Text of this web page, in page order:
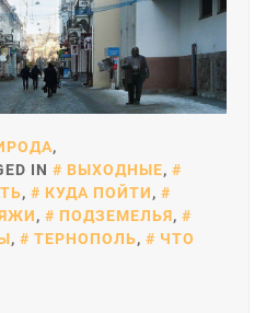
,
IN ВЫХОДНЫЕ,
, КУДА ПОЙТИ,
, ПОДЗЕМЕЛЬЯ,
, ТЕРНОПОЛЬ,
ЧТО